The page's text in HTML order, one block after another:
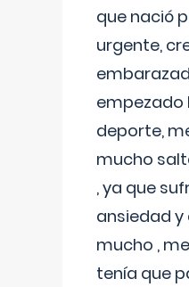
que nació
urgente,
empezado
deporte,
mucho
, ya que
ansiedad
mucho ,
tenía que